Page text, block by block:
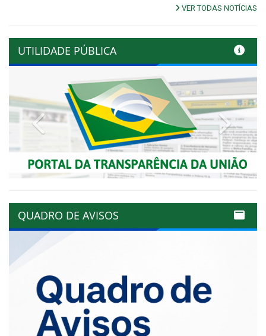
VER TODAS NOTÍCIAS
UTILIDADE PÚBLICA
Previous Next
QUADRO DE AVISOS